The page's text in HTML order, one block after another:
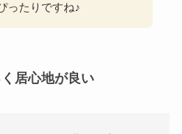
ったりですね♪
居心地が良い